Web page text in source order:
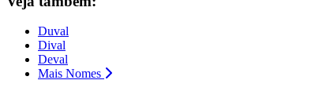
Duval
Dival
Deval
Mais Nomes